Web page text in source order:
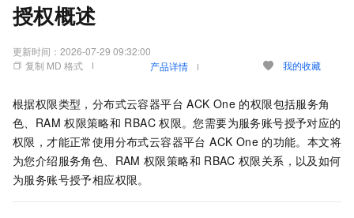
授权概述
更新时间： 2026-07-29 09:32:00
复制 MD 格式
产品详情 我的收藏
根据权限类型， 分布式云容器平台 ACK One 的权限包括服务角
色、RAM 权限策略和 RBAC 权限。您需要为服务账号授予对应的
权限，才能正常使用分布式云容器平台 ACK One 的功能。本文将
为您介绍服务角色、RAM 权限策略和 RBAC 权限关系，以及如何
为服务账号授予相应权限。